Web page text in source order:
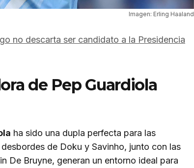
Imagen: Erling Haaland
no descarta ser candidato a la Presidencia
de Pep Guardiola
ha sido una dupla perfecta para las
de Doku y Savinho, junto con las
De Bruyne, generan un entorno ideal para